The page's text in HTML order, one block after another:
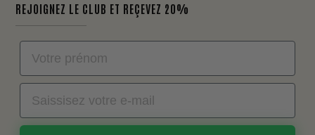
REJOIGNEZ LE CLUB ET REÇEVEZ 20%
Nom
Email